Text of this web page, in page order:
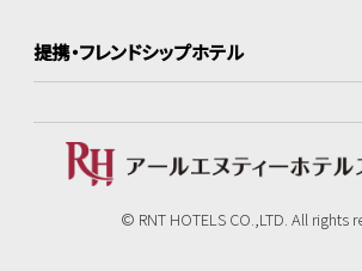
提携・フレンドシップホテル
© RNT HOTELS CO.,LTD. All rights